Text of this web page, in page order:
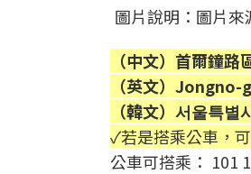
圖片說明：圖片
（中文）首爾鐘
（英文）
（韓文）서울특
✓若是搭乘公車，
公車可搭乘： 101